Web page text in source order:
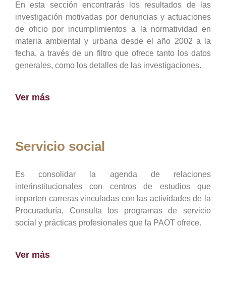
En esta sección encontrarás los resultados de las
investigación motivadas por denuncias y actuaciones
de oficio por incumplimientos a la normatividad en
materia ambiental y urbana desde el año 2002 a la
fecha, a través de un filtro que ofrece tanto los datos
generales, como los detalles de las investigaciones.
Ver más
Servicio social
Es consolidar la agenda de relaciones
interinstitucionales con centros de estudios que
imparten carreras vinculadas con las actividades de la
Procuraduría, Consulta los programas de servicio
social y prácticas profesionales que la PAOT ofrece.
Ver más